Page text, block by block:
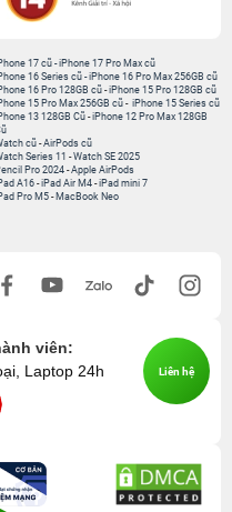
17 cũ-iPhone 17 Pro Max cũ
16 Series cũ - iPhone 16 Pro Max 256GB cũ
16 Pro 128GB cũ-iPhone 15 Pro 128GB cũ
15 Pro Max 256GB cũ - iPhone 15 Series cũ
13 128GB Cũ -iPhone 12 Pro Max 128GB
cũ -AirPods cũ
Series 11 -Watch SE 2025
Pro 2024-Apple AirPods
A16-iPad Air M4 -iPad mini 7
Pro M5 - MacBook Neo
viên:
Laptop 24h
Liên hệ